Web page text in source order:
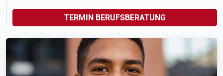
TERMIN BERUFSBERATUNG